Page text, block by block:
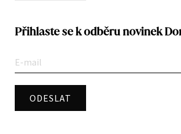
Přihlaste se k odběru novinek